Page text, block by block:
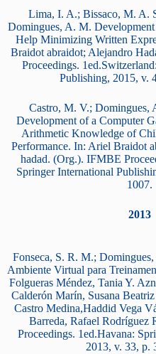
Lima, I. A.; Bissaco, M. A.
Domingues, A. M.
Help Minimizing Written
Braidot abraidot; Alejandro
Proceedings.
Publishing, 2015, v.
Castro, M. V.; Domingues,
Development of a Computer
Arithmetic Knowledge of
Performance. In: Ariel Braidot
hadad. (Org.). IFMBE
Springer International
1007.
2013
Fonseca, S. R. M.;
Ambiente Virtual para
Folgueras Méndez, Tania Y.
Calderón Marín, Susana
Castro Medina,Haddid Vega
Barreda, Rafael Rodríguez
Proceedings. 1ed.Havana:
2013, v. 33, p.